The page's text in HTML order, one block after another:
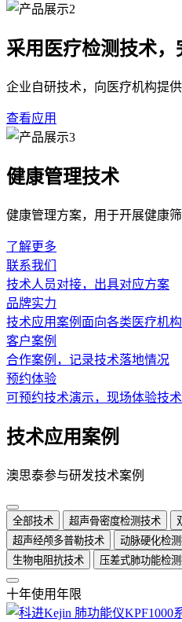
采用医疗检测技术
企业自研技术，向医疗机构提
查看应用
健康管理技术
健康管理方案，用于开展健康
了解更多
联系我们
技术人员对接，出具对应方案
品牌实力
技术应用案例面向各类医疗机构
客户案例
合作案例，记录技术落地情况
预约体验
可预约技术演示，现场体验技
技术应用案例
澳思泰参与研发技术案例
全部技术 超声骨密度检测技术
超声经颅多普勒技术
动脉硬化检
生物电阻抗技术
压差式肺功能检
十年使用年限